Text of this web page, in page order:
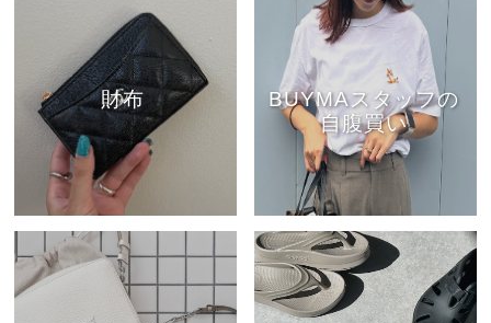
財布
BUYMAスタッフの
自腹買い